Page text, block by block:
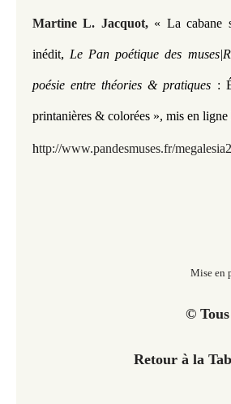
Martine L. Jacquot, « La cabane
inédit, Le Pan poétique des
poésie entre théories & pratiques :
printanières & colorées », mis en
http://www.pandesmuses.fr/
Mise en
©
Retour à la